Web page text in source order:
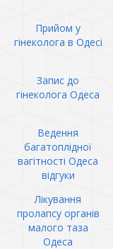
Прийом у
гінеколога в Одесі
Запис до
гінеколога Одеса
Ведення
багатоплідної
вагітності Одеса
відгуки
Лікування
пролапсу органів
малого таза
Одеса